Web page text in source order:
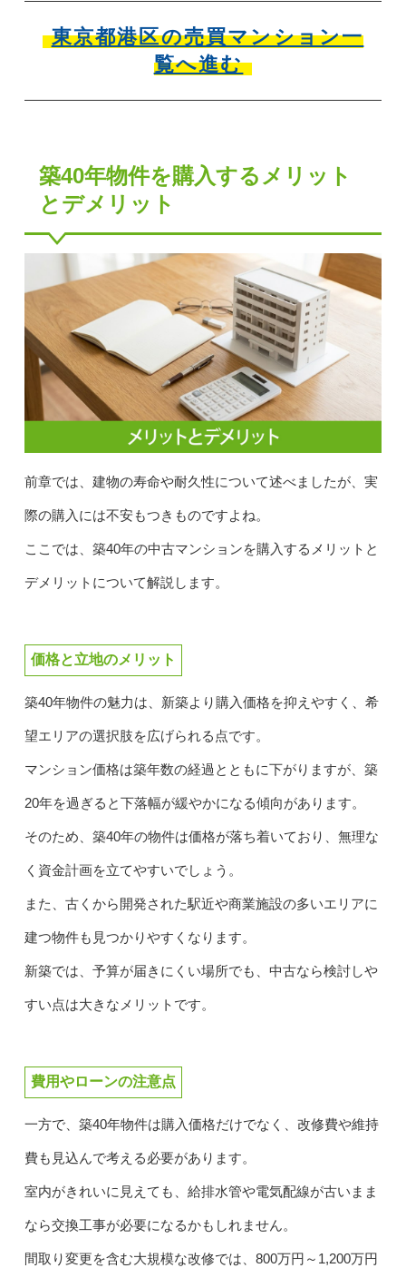
東京都港区の売買マンション一
覧へ進む
築40年物件を購入するメリット
とデメリット
前章では、建物の寿命や耐久性について述べましたが、実
際の購入には不安もつきものですよね。
ここでは、築40年の中古マンションを購入するメリットと
デメリットについて解説します。
価格と立地のメリット
築40年物件の魅力は、新築より購入価格を抑えやすく、希
望エリアの選択肢を広げられる点です。
マンション価格は築年数の経過とともに下がりますが、築
20年を過ぎると下落幅が緩やかになる傾向があります。
そのため、築40年の物件は価格が落ち着いており、無理な
く資金計画を立てやすいでしょう。
また、古くから開発された駅近や商業施設の多いエリアに
建つ物件も見つかりやすくなります。
新築では、予算が届きにくい場所でも、中古なら検討しや
すい点は大きなメリットです。
費用やローンの注意点
一方で、築40年物件は購入価格だけでなく、改修費や維持
費も見込んで考える必要があります。
室内がきれいに見えても、給排水管や電気配線が古いまま
なら交換工事が必要になるかもしれません。
間取り変更を含む大規模な改修では、800万円～1,200万円